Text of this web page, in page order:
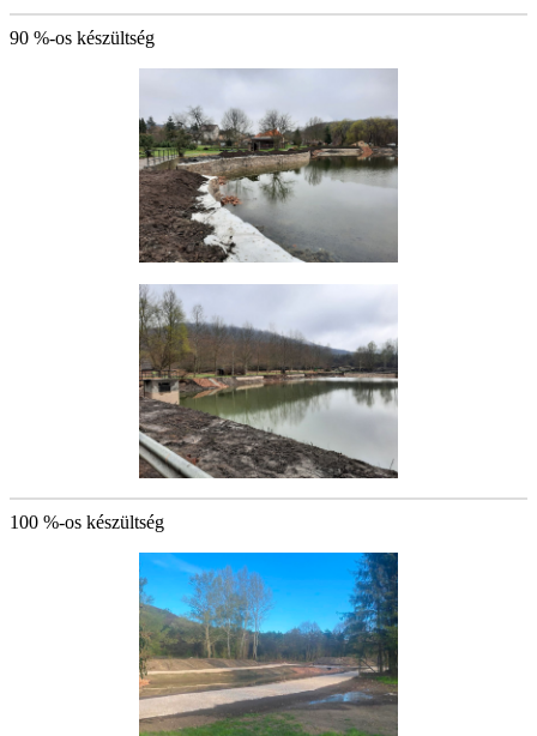
90 %-os készültség
100 %-os készültség